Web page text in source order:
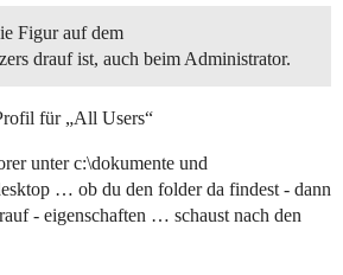
Figur auf dem
drauf ist, auch beim Administrator.
für „All Users“
unter c:\dokumente und
… ob du den folder da findest - dann
- eigenschaften … schaust nach den